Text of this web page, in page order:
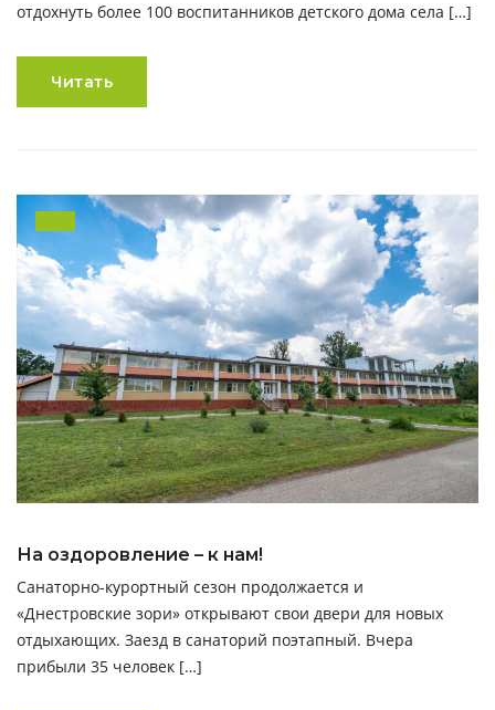
отдохнуть более 100 воспитанников детского дома села […]
Читать
На оздоровление – к нам!
Санаторно-курортный сезон продолжается и
«Днестровские зори» открывают свои двери для новых
отдыхающих. Заезд в санаторий поэтапный. Вчера
прибыли 35 человек […]